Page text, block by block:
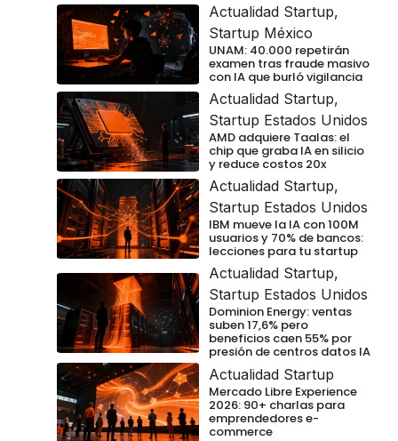
Actualidad Startup,
Startup México
UNAM: 40.000 repetirán
examen tras fraude masivo
con IA que burló vigilancia
Actualidad Startup,
Startup Estados Unidos
AMD adquiere Taalas: el
chip que graba IA en silicio
y reduce costos 20x
Actualidad Startup,
Startup Estados Unidos
IBM mueve la IA con 100M
usuarios y 70% de bancos:
lecciones para tu startup
Actualidad Startup,
Startup Estados Unidos
Dominion Energy: ventas
suben 17,6% pero
beneficios caen 55% por
presión de centros datos IA
Actualidad Startup
Mercado Libre Experience
2026: 90+ charlas para
emprendedores e-
commerce